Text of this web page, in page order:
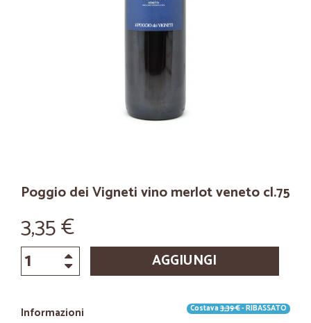
Poggio dei Vigneti vino merlot veneto cl.75
3,35 €
AGGIUNGI
Informazioni Costava3,39 €- RIBASSATO